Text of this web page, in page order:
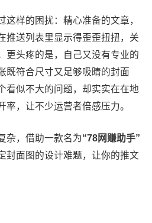
样的困扰：精心准备的文章，
推送列表里显示得歪歪扭扭，关
更头疼的是，自己又没有专业的
既符合尺寸又足够吸睛的封面
看似不大的问题，却实实在在地
率，让不少运营者倍感压力。
杂，借助一款名为“78网赚助手”
封面图的设计难题，让你的推文